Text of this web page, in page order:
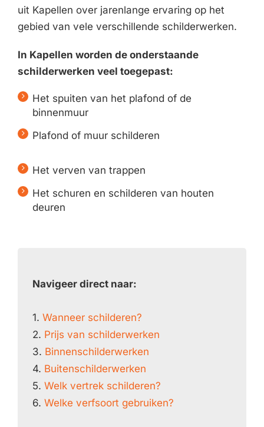
uit Kapellen over jarenlange ervaring op het
gebied van vele verschillende schilderwerken.
In Kapellen worden de onderstaande
schilderwerken veel toegepast:
Het spuiten van het plafond of de
binnenmuur
Plafond of muur schilderen
Het verven van trappen
Het schuren en schilderen van houten
deuren
Navigeer direct naar:
1. Wanneer schilderen?
2. Prijs van schilderwerken
3. Binnenschilderwerken
4. Buitenschilderwerken
5. Welk vertrek schilderen?
6. Welke verfsoort gebruiken?